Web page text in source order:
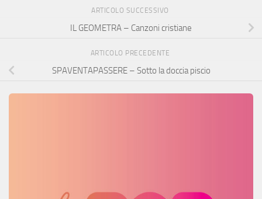
ARTICOLO SUCCESSIVO
IL GEOMETRA – Canzoni cristiane
ARTICOLO PRECEDENTE
SPAVENTAPASSERE – Sotto la doccia piscio